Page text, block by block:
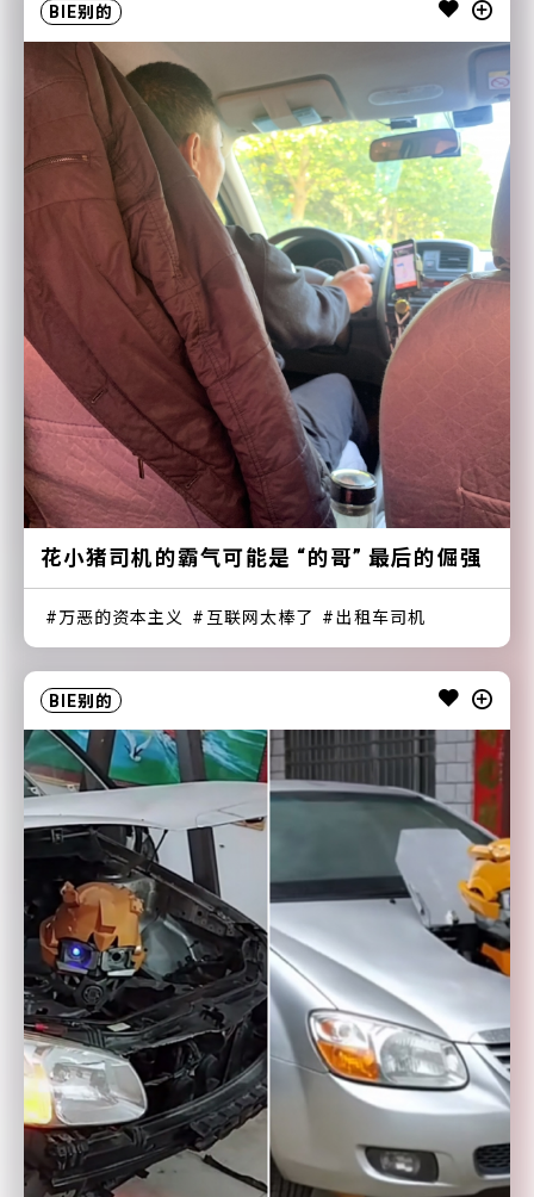
BIE别的
花小猪司机的霸气可能是 “的哥” 最后的倔强
万恶的资本主义 互联网太棒了 出租车司机
BIE别的